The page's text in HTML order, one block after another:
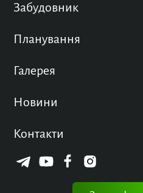
Забудовник
Планування
Галерея
Новини
Контакти